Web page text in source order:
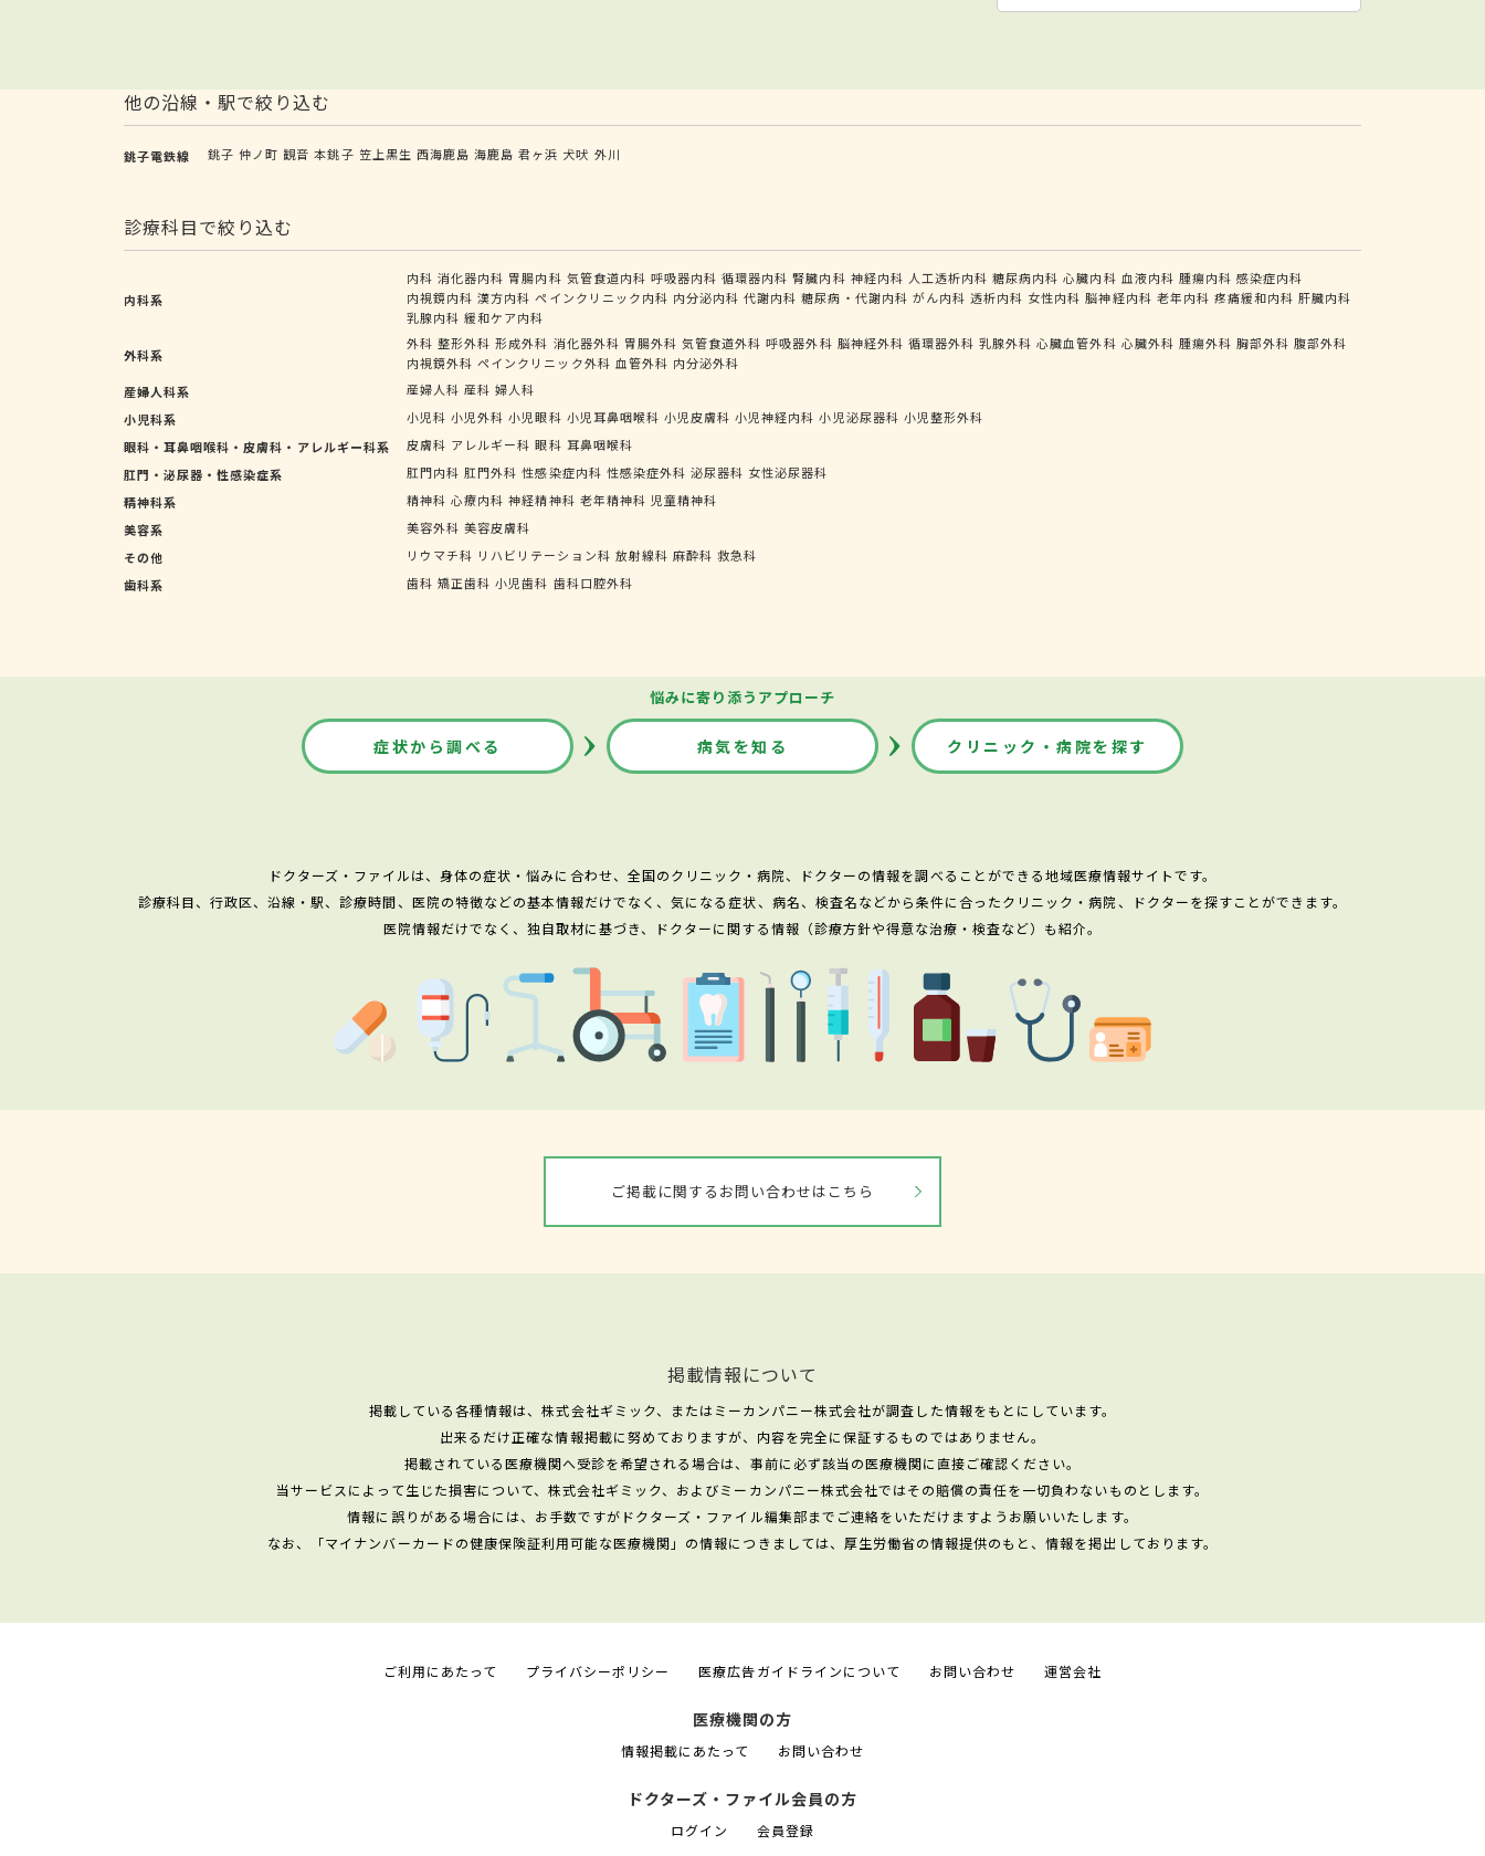
他の沿線・駅で絞り込む
銚子電鉄線 銚子 仲ノ町 観音 本銚子 笠上黒生 西海鹿島 海鹿島 君ヶ浜 犬吠 外川
診療科目で絞り込む
内科系
内科 消化器内科 胃腸内科 気管食道内科 呼吸器内科 循環器内科 腎臓内科 神経内科 人工透析内科 糖尿病内科 心臓内科 血液内科 腫瘍内科 感染症内科
内視鏡内科 漢方内科 ペインクリニック内科 内分泌内科 代謝内科 糖尿病・代謝内科 がん内科 透析内科 女性内科 脳神経内科 老年内科 疼痛緩和内科 肝臓内科
乳腺内科 緩和ケア内科
外科系
外科 整形外科 形成外科 消化器外科 胃腸外科 気管食道外科 呼吸器外科 脳神経外科 循環器外科 乳腺外科 心臓血管外科 心臓外科 腫瘍外科 胸部外科 腹部外科
内視鏡外科 ペインクリニック外科 血管外科 内分泌外科
産婦人科系
産婦人科 産科 婦人科
小児科系
小児科 小児外科 小児眼科 小児耳鼻咽喉科 小児皮膚科 小児神経内科 小児泌尿器科 小児整形外科
眼科・耳鼻咽喉科・皮膚科・アレルギー科系
皮膚科 アレルギー科 眼科 耳鼻咽喉科
肛門・泌尿器・性感染症系
肛門内科 肛門外科 性感染症内科 性感染症外科 泌尿器科 女性泌尿器科
精神科系
精神科 心療内科 神経精神科 老年精神科 児童精神科
美容系
美容外科 美容皮膚科
その他
リウマチ科 リハビリテーション科 放射線科 麻酔科 救急科
歯科系
歯科 矯正歯科 小児歯科 歯科口腔外科
悩みに寄り添うアプローチ
症状から調べる 病気を知る クリニック・病院を探す
ドクターズ・ファイルは、身体の症状・悩みに合わせ、全国のクリニック・病院、ドクターの情報を調べることができる地域医療情報サイトです。
診療科目、行政区、沿線・駅、診療時間、医院の特徴などの基本情報だけでなく、気になる症状、病名、検査名などから条件に合ったクリニック・病院、ドクターを探すことができます。
医院情報だけでなく、独自取材に基づき、ドクターに関する情報（診療方針や得意な治療・検査など）も紹介。
ご掲載に関するお問い合わせはこちら
掲載情報について
掲載している各種情報は、株式会社ギミック、またはミーカンパニー株式会社が調査した情報をもとにしています。
出来るだけ正確な情報掲載に努めておりますが、内容を完全に保証するものではありません。
掲載されている医療機関へ受診を希望される場合は、事前に必ず該当の医療機関に直接ご確認ください。
当サービスによって生じた損害について、株式会社ギミック、およびミーカンパニー株式会社ではその賠償の責任を一切負わないものとします。
情報に誤りがある場合には、お手数ですがドクターズ・ファイル編集部までご連絡をいただけますようお願いいたします。
なお、「マイナンバーカードの健康保険証利用可能な医療機関」の情報につきましては、厚生労働省の情報提供のもと、情報を掲出しております。
ご利用にあたって プライバシーポリシー 医療広告ガイドラインについて お問い合わせ 運営会社
医療機関の方
情報掲載にあたって お問い合わせ
ドクターズ・ファイル会員の方
ログイン 会員登録